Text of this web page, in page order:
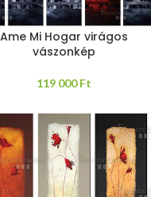
Ame Mi Hogar virágos
vászonkép
119 000Ft